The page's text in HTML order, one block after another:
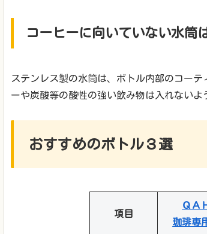
コーヒーに向いていない水筒
ステンレス製の水筒は、ボトル内部のコー
ーや炭酸等の酸性の強い飲み物は入れないよ
おすすめのボトル３選
項目
ＱＡ
珈琲専